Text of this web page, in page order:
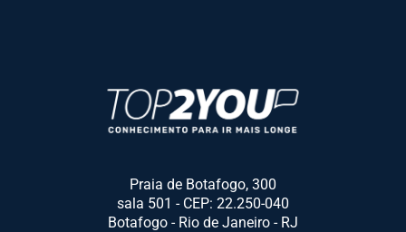
Praia de Botafogo, 300
sala 501 - CEP: 22.250-040
Botafogo - Rio de Janeiro - RJ